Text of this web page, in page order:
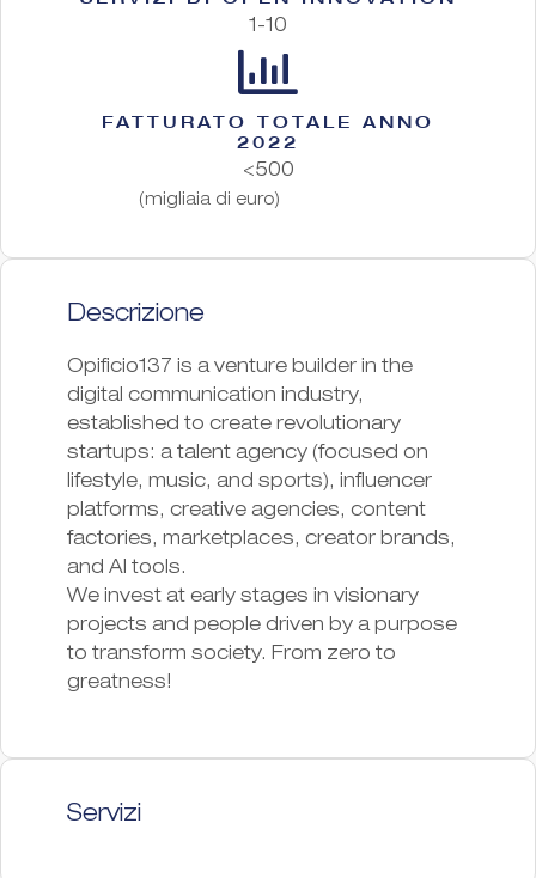
1-10
FATTURATO TOTALE ANNO
2022
<500
(migliaia di euro)
Descrizione
Opificio137 is a venture builder in the
digital communication industry,
established to create revolutionary
startups: a talent agency (focused on
lifestyle, music, and sports), influencer
platforms, creative agencies, content
factories, marketplaces, creator brands,
and AI tools.
We invest at early stages in visionary
projects and people driven by a purpose
to transform society. From zero to
greatness!
Servizi